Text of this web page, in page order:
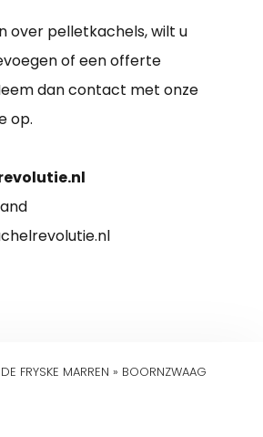
over pelletkachels, wilt u
of een offerte
dan contact met onze
op.
DE FRYSKE MARREN » BOORNZWAAG